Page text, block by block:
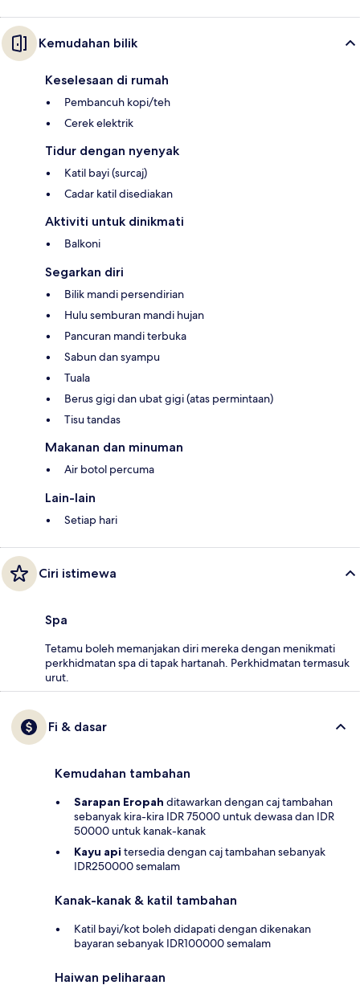
Kemudahan bilik
Keselesaan di rumah
Pembancuh kopi/teh
Cerek elektrik
Tidur dengan nyenyak
Katil bayi (surcaj)
Cadar katil disediakan
Aktiviti untuk dinikmati
Balkoni
Segarkan diri
Bilik mandi persendirian
Hulu semburan mandi hujan
Pancuran mandi terbuka
Sabun dan syampu
Tuala
Berus gigi dan ubat gigi (atas permintaan)
Tisu tandas
Makanan dan minuman
Air botol percuma
Lain-lain
Setiap hari
Ciri istimewa
Spa
Tetamu boleh memanjakan diri mereka dengan menikmati
perkhidmatan spa di tapak hartanah. Perkhidmatan termasuk
urut.
Fi & dasar
Kemudahan tambahan
Sarapan Eropah ditawarkan dengan caj tambahan
sebanyak kira-kira IDR 75000 untuk dewasa dan IDR
50000 untuk kanak-kanak
Kayu api tersedia dengan caj tambahan sebanyak
IDR250000 semalam
Kanak-kanak & katil tambahan
Katil bayi/kot boleh didapati dengan dikenakan
bayaran sebanyak IDR100000 semalam
Haiwan peliharaan